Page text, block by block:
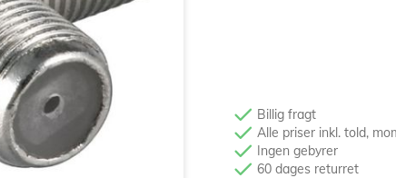
Billig fragt
Alle priser inkl. told,
Ingen gebyrer
60 dages returret